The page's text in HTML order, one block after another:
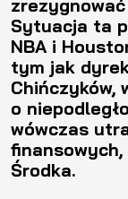
Sytuacja ta
NBA i
tym jak
Chińczyków,
o
wówczas
finansowych,
Środka.